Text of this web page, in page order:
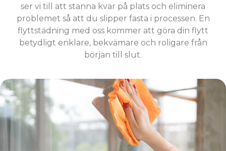
ser vi till att stanna kvar på plats och eliminera
problemet så att du slipper fasta i processen. En
flyttstädning med oss kommer att göra din flytt
betydligt enklare, bekvämare och roligare från
början till slut.